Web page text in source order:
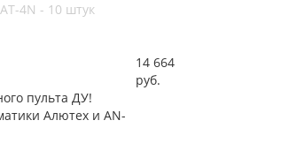
4N - 10 штук
пульта ДУ!
Алютех и AN-
14 664
руб.